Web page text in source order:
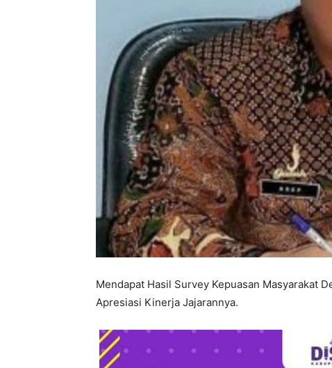
Mendapat Hasil Survey Kepuasan Masyarakat
Apresiasi Kinerja Jajarannya.